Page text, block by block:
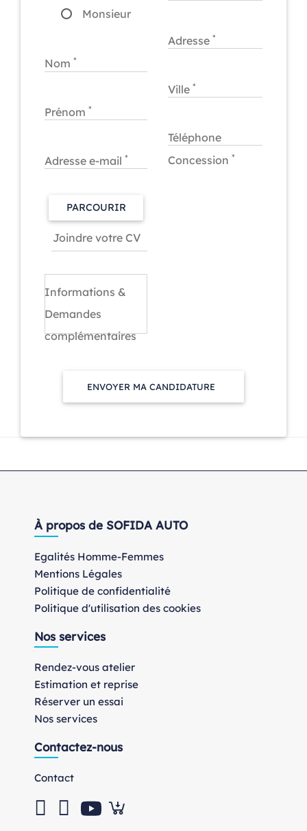
Monsieur
Nom *
Prénom *
Adresse e-mail *
PARCOURIR
Informations &
Demandes
complémentaires
Adresse*
Ville*
Téléphone
Concession*
ENVOYER MA CANDIDATURE
À propos de SOFIDA AUTO
Egalités Homme-Femmes
Mentions Légales
Politique de confidentialité
Politique d'utilisation des cookies
Nos services
Rendez-vous atelier
Estimation et reprise
Réserver un essai
Nos services
Contactez-nous
Contact